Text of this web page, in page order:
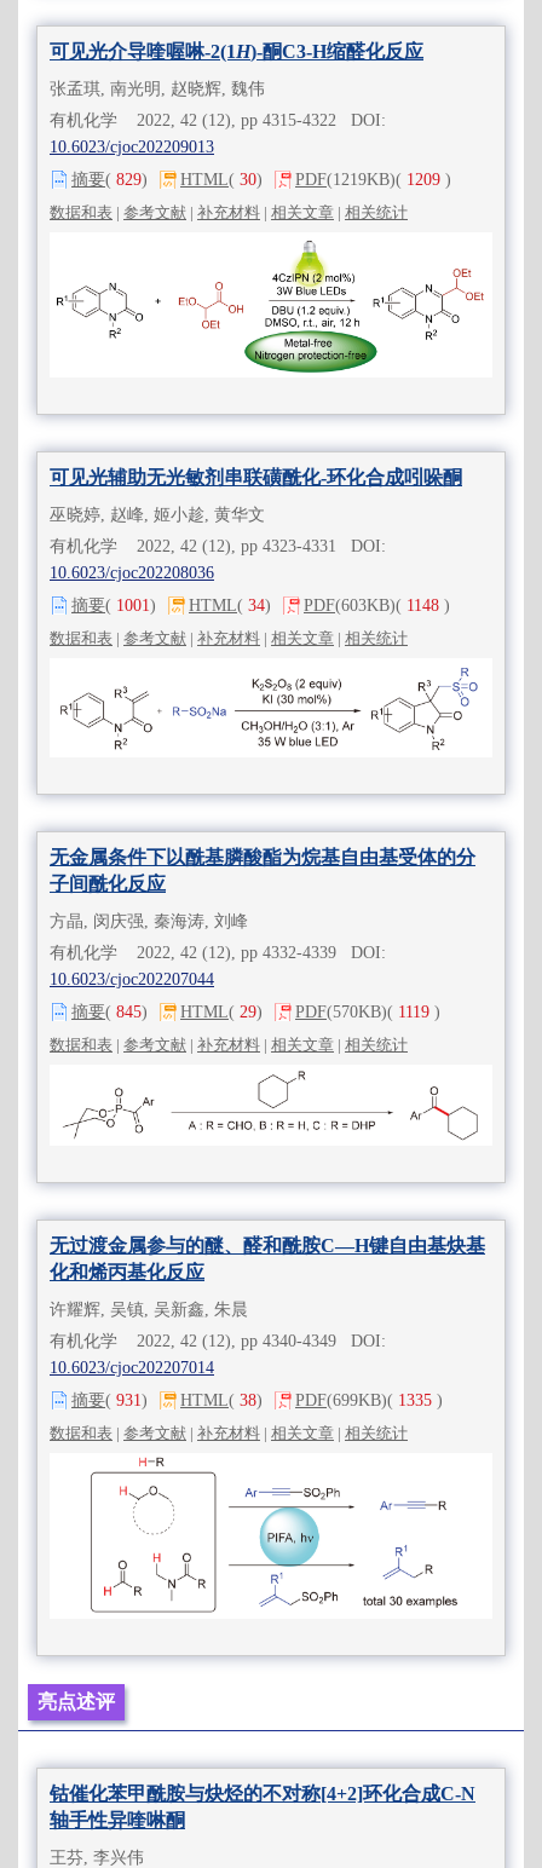
可见光介导喹喔啉-2(1H)-酮C3-H缩醛化反应
张孟琪, 南光明, 赵晓辉, 魏伟
有机化学 2022, 42 (12), pp 4315-4322 DOI:
10.6023/cjoc202209013
摘要( 829) HTML( 30) PDF(1219KB)( 1209 )
数据和表 | 参考文献 | 补充材料 | 相关文章 | 相关统计
可见光辅助无光敏剂串联磺酰化-环化合成吲哚酮
巫晓婷, 赵峰, 姬小趁, 黄华文
有机化学 2022, 42 (12), pp 4323-4331 DOI:
10.6023/cjoc202208036
摘要( 1001) HTML( 34) PDF(603KB)( 1148 )
数据和表 | 参考文献 | 补充材料 | 相关文章 | 相关统计
无金属条件下以酰基膦酸酯为烷基自由基受体的分
子间酰化反应
方晶, 闵庆强, 秦海涛, 刘峰
有机化学 2022, 42 (12), pp 4332-4339 DOI:
10.6023/cjoc202207044
摘要( 845) HTML( 29) PDF(570KB)( 1119 )
数据和表 | 参考文献 | 补充材料 | 相关文章 | 相关统计
无过渡金属参与的醚、醛和酰胺C—H键自由基炔基
化和烯丙基化反应
许耀辉, 吴镇, 吴新鑫, 朱晨
有机化学 2022, 42 (12), pp 4340-4349 DOI:
10.6023/cjoc202207014
摘要( 931) HTML( 38) PDF(699KB)( 1335 )
数据和表 | 参考文献 | 补充材料 | 相关文章 | 相关统计
亮点述评
钴催化苯甲酰胺与炔烃的不对称[4+2]环化合成C-N
轴手性异喹啉酮
王芬, 李兴伟